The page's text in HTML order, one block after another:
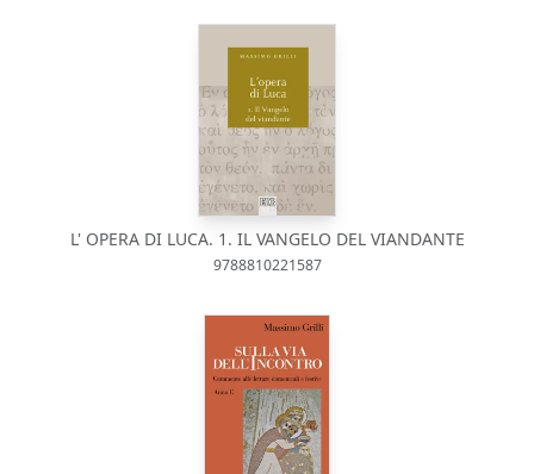
L' OPERA DI LUCA. 1. IL VANGELO DEL VIANDANTE
9788810221587